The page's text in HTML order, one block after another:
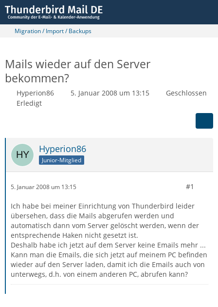
Migration / Import / Backups
Mails wieder auf den Server
bekommen?
Hyperion86 5. Januar 2008 um 13:15
Geschlossen
Erledigt
Hyperion86
Junior-Mitglied
5. Januar 2008 um 13:15 #1
Ich habe bei meiner Einrichtung von Thunderbird leider
übersehen, dass die Mails abgerufen werden und
automatisch dann vom Server gelöscht werden, wenn der
entsprechende Haken nicht gesetzt ist.
Deshalb habe ich jetzt auf dem Server keine Emails mehr ...
Kann man die Emails, die sich jetzt auf meinem PC befinden
wieder auf den Server laden, damit ich die Emails auch von
unterwegs, d.h. von einem anderen PC, abrufen kann?